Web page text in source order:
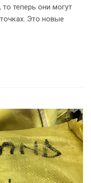
теперь они могут
Это новые